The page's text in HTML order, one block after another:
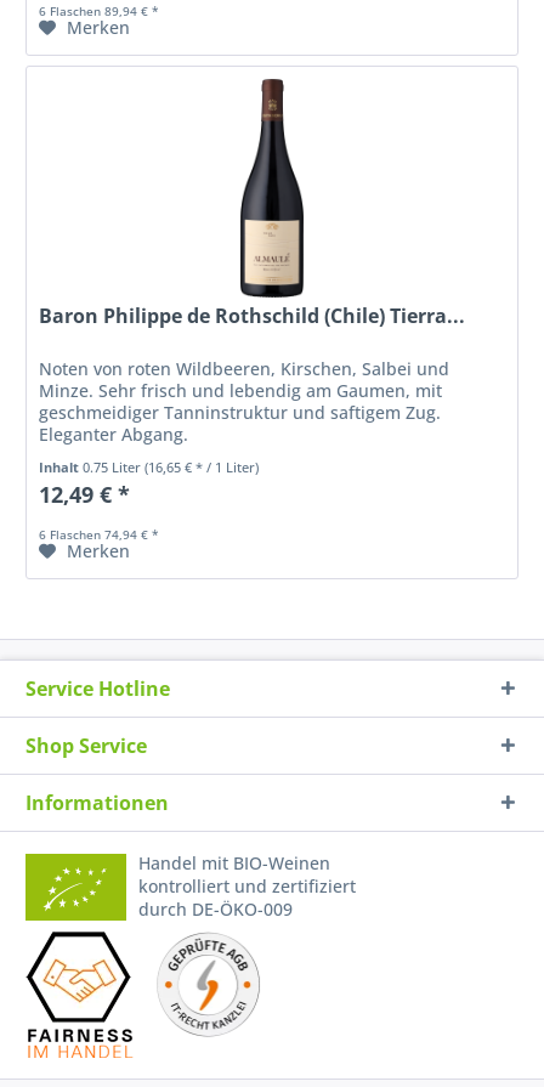
6 Flaschen 89,94 € *
Merken
Baron Philippe de Rothschild (Chile) Tierra...
Noten von roten Wildbeeren, Kirschen, Salbei und
Minze. Sehr frisch und lebendig am Gaumen, mit
geschmeidiger Tanninstruktur und saftigem Zug.
Eleganter Abgang.
Inhalt0.75 Liter(16,65 € * / 1 Liter)
12,49 € *
6 Flaschen 74,94 € *
Merken
Service Hotline
Shop Service
Informationen
Handel mit BIO-Weinen
kontrolliert und zertifiziert
durch DE-ÖKO-009